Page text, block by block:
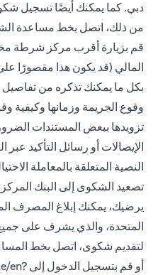
من ذلك، اتصل بخط مساعدة
قم بزيارة أقرب مركز شرطة
المالي (قد يكون هذا مقصورًا
بكل ما يمكنك تذكره من
وقوع الجريمة وزمانها
تزويدها ببعض المستندات
الإيصالات أو رسائل التأكيد عبر
النصية المتعلقة بالمعاملة
تصعيد الشكوى إلى البنك
يرضيك، يمكنك إبلاغ المصرف
المتحدة، والذي يشرف على
أو قم بتسجيل الدخول إلى en?